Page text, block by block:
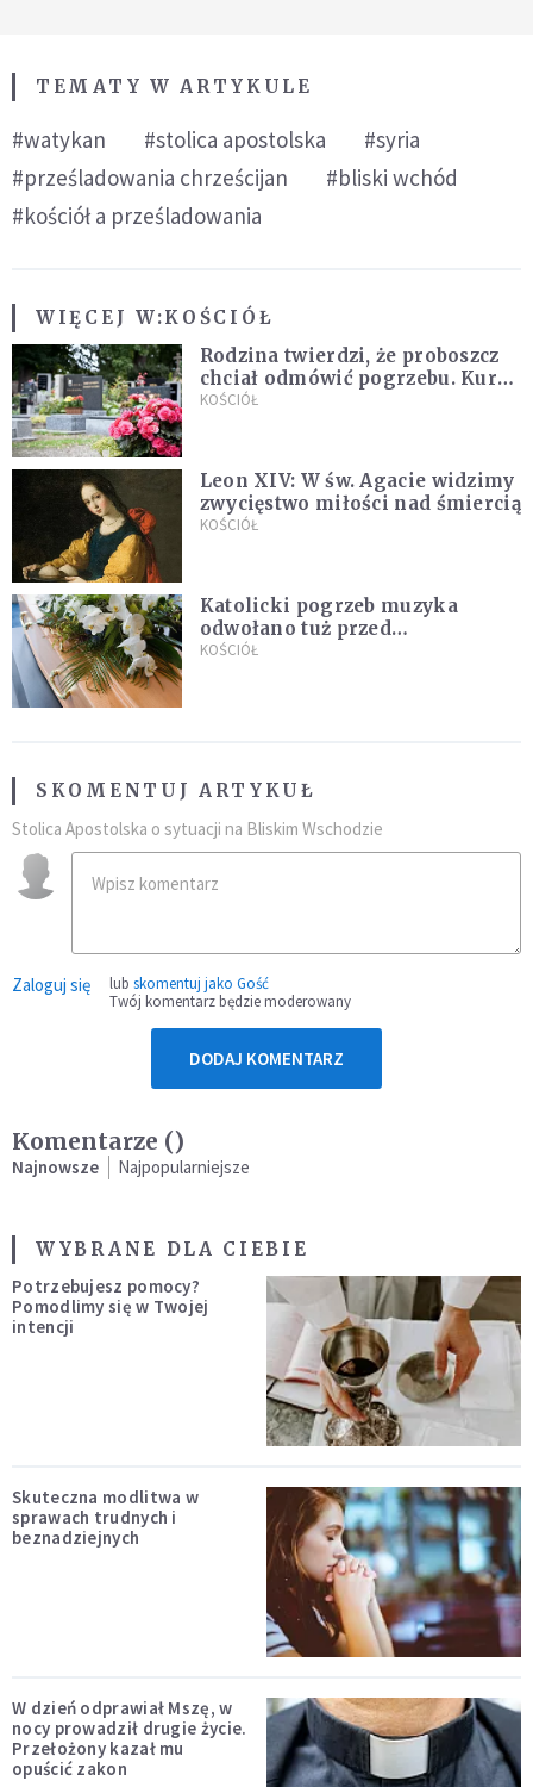
TEMATY W ARTYKULE
#watykan #stolica apostolska
#syria
#prześladowania chrześcijan
#bliski wchód
#kościół a prześladowania
WIĘCEJ W:KOŚCIÓŁ
Rodzina twierdzi, że proboszcz
chciał odmówić pogrzebu. Kuria
zapowiada wyjaśnienia
KOŚCIÓŁ
Leon XIV: W św. Agacie widzimy
zwycięstwo miłości nad śmiercią
KOŚCIÓŁ
Katolicki pogrzeb muzyka
odwołano tuż przed
uroczystością. Powodem była
KOŚCIÓŁ
SKOMENTUJ ARTYKUŁ
Stolica Apostolska o sytuacji na Bliskim Wschodzie
Zaloguj się lub skomentuj jako Gość
Twój komentarz będzie moderowany
DODAJ KOMENTARZ
Komentarze ()
Najnowsze Najpopularniejsze
WYBRANE DLA CIEBIE
Potrzebujesz pomocy?
Pomodlimy się w Twojej
intencji
Skuteczna modlitwa w
sprawach trudnych i
beznadziejnych
W dzień odprawiał Mszę, w
nocy prowadził drugie życie.
Przełożony kazał mu
opuścić zakon